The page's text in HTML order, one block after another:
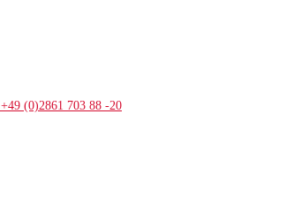
+49 (0)2861 703 88 -20